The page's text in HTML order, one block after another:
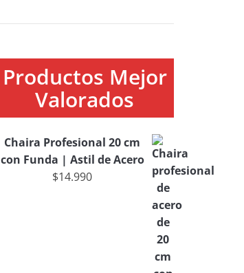
Productos Mejor
Valorados
Chaira Profesional 20 cm
con Funda | Astil de Acero
$14.990